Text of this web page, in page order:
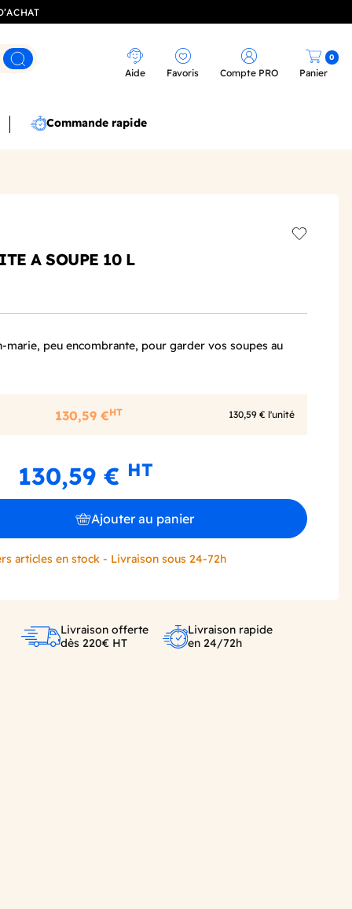
Rechercher
Aide Favoris Compte PRO Panier
0
Commande rapide
A SOUPE 10 L
marie, peu encombrante, pour garder vos soupes au
130,59 €HT 130,59 € l'unité
130,59 € HT
Ajouter au panier
articles en stock - Livraison sous 24-72h
Livraison offerte
dès 220€ HT
Livraison rapide
en 24/72h